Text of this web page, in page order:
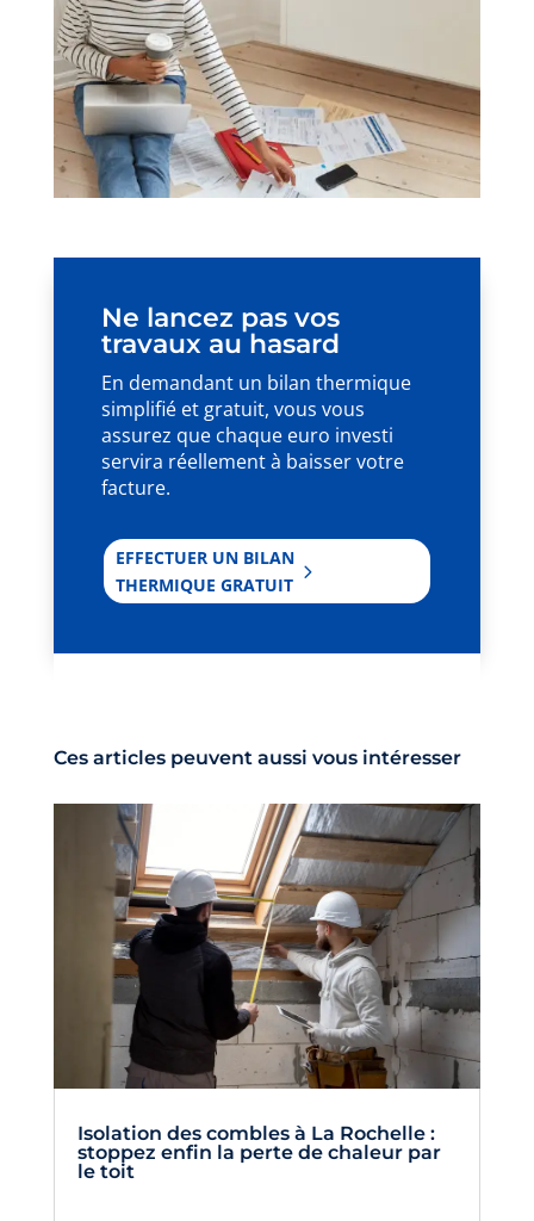
Ne lancez pas vos
travaux au hasard
En demandant un bilan thermique
simplifié et gratuit, vous vous
assurez que chaque euro investi
servira réellement à baisser votre
facture.
EFFECTUER UN BILAN
THERMIQUE GRATUIT
Ces articles peuvent aussi vous intéresser
Isolation des combles à La Rochelle :
stoppez enfin la perte de chaleur par
le toit